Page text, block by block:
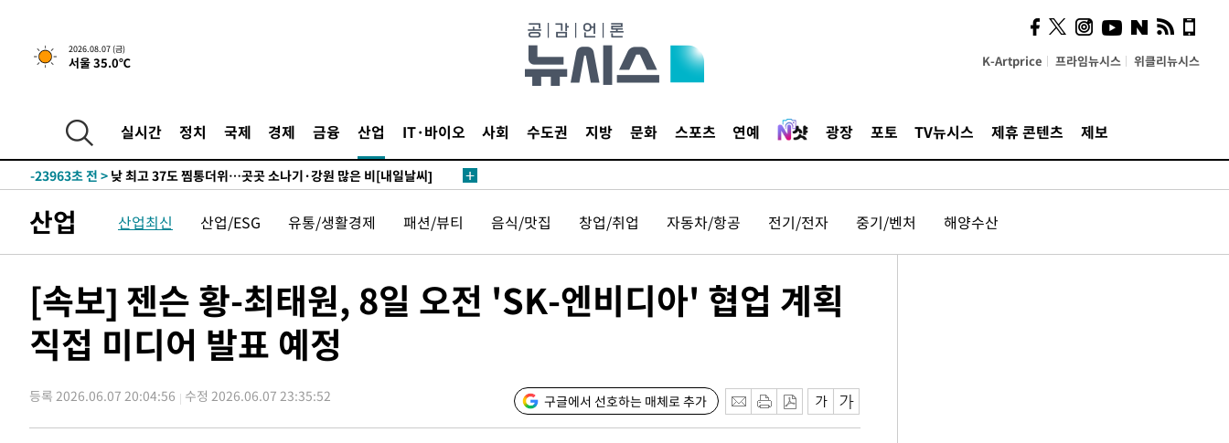
2026.08.07 (금)
서울 35.0℃ K-Artprice 프라임뉴시스 위클리뉴시스
실시간 정치 국제 경제 금융 산업 IT·바이오 사회 수도권 지방 문화 스포츠 연예 광장 포토 TV뉴시스 제휴 콘텐츠 제보
30분 전 >민주 콩고 에볼라환자 4천명 돌파, 4053명 발생 1850명 사망
-26065초 전 >"낮 기온 소폭 하락"…수도권 폭염중대경보, 폭염경보로 하향
-25992초 전 >
[단독]중수청 지원 검사들, 정원 초과 시 낮은 계급 임용…희망지 못
-23963초 전 >
-22269초 전 > SK하이닉스, 용인·청주 팹에 54조 투자…"AI 메모리 수요 선제 대
-18378초 전 >
외국인 심판 성 접대 7경기 들여다보니…한국 축구 '5승 2무'
-18112초 전 >[속보]코스닥, 2.86포인트(0.36%) 내린 798.81마감
-18045초 전 >
[속보]원·달러 환율, 7.7원 내린 1416.1원 마감
-17934초 전 >[속보] 노원서 40.1도 관측…서울, 2018년 이후 첫 40도
-15024초 전 >[속보]종합특검, '계엄 수용공간 확보' 신용해 前교정본부장 기소
-13868초 전 >11시간 압수수색에 성접대 파문까지…'쑥대밭' 된 축구협회
-12890초 전 >[속보]규제합리화위원회 부위원장에 김태유 서울대 공대 교수…이
산업 산업최신 산업/ESG 유통/생활경제 패션/뷰티 음식/맛집 창업/취업 자동차/항공 전기/전자 중기/벤처 해양수산
[속보] 젠슨 황-최태원, 8일 오전 'SK-엔비디아' 협업 계획
직접 미디어 발표 예정
등록 2026.06.07 20:04:56 수정 2026.06.07 23:35:52 구글에서 선호하는 매체로 추가